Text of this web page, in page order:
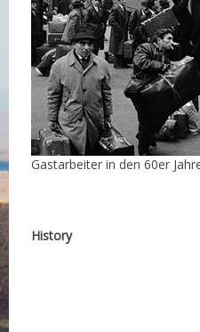
Gastarbeiter in den 60er
History